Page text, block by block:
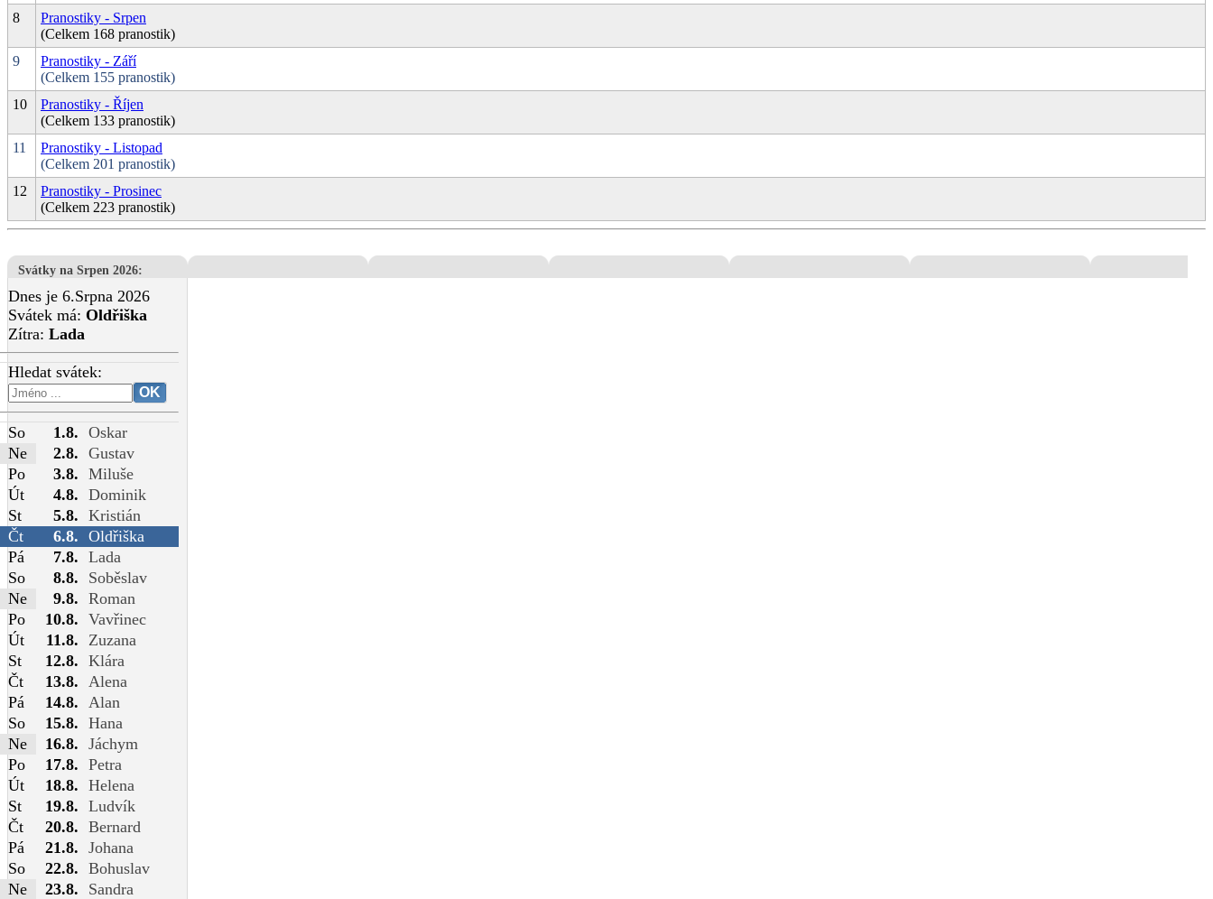
8
Pranostiky - Srpen
(Celkem 168 pranostik)
9
Pranostiky - Září
(Celkem 155 pranostik)
10
Pranostiky - Říjen
(Celkem 133 pranostik)
11
Pranostiky - Listopad
(Celkem 201 pranostik)
12
Pranostiky - Prosinec
(Celkem 223 pranostik)
Svátky na Srpen 2026:
Dnes je 6.Srpna 2026
Svátek má: Oldřiška
Zítra: Lada
Hledat svátek:
So 1.8. Oskar
Ne
2.8. Gustav
Po
3.8. Miluše
Út
4.8. Dominik
St
5.8. Kristián
Čt
6.8. Oldřiška
Pá
7.8. Lada
So
8.8.
Soběslav
Ne
9.8. Roman
Po
10.8. Vavřinec
Út
11.8.
Zuzana
St
12.8. Klára
Čt
13.8.
Alena
Pá
14.8.
Alan
So
15.8. Hana
Ne
16.8. Jáchym
Po
17.8. Petra
Út
18.8. Helena
St
19.8. Ludvík
Čt
20.8. Bernard
Pá
21.8. Johana
So
22.8. Bohuslav
Ne
23.8.
Sandra